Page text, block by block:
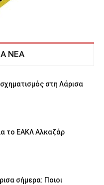
ΝΕΑ
στη Λάρισα
το ΕΑΚΛ Αλκαζάρ
σήμερα: Ποιοι